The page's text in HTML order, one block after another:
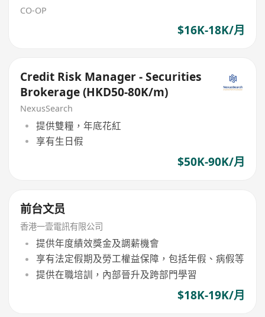
CO-OP
$16K-18K/月
Credit Risk Manager - Securities
Brokerage (HKD50-80K/m)
NexusSearch
提供雙糧，年底花紅
享有生日假
$50K-90K/月
前台文员
香港一壹電訊有限公司
提供年度績效獎金及調薪機會
享有法定假期及勞工權益保障，包括年假、病假等
提供在職培訓，內部晉升及跨部門學習
$18K-19K/月